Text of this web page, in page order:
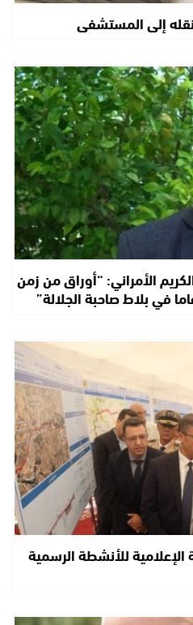
إلى المستشفى
الأمراني: “أوراق من زمن
في بلاط صاحبة الجلالة”
للأنشطة الرسمية